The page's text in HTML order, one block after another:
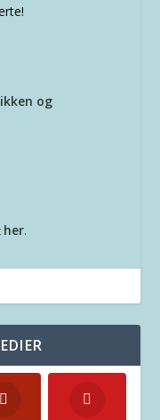
og
her.